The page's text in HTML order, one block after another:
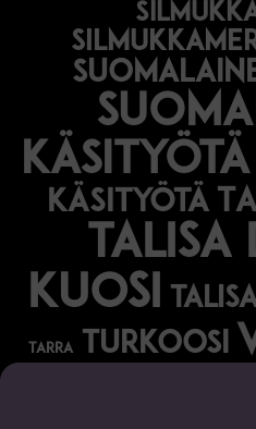
käsityötä
käsityötä
talisa
kuosi
tarra turkoosi